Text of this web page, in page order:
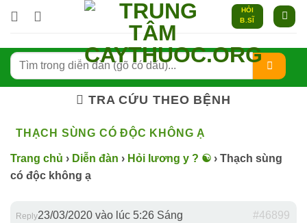
qua
dung
HỎI
B.SĨ
TRA CỨU THEO BỆNH
THẠCH SÙNG CÓ ĐỘC KHÔNG Ạ
Trang chủ › Diễn đàn › Hỏi lương y ? ☯️ › Thạch sùng
có độc không ạ
23/03/2020 vào lúc 5:26 Sáng #46899
Reply